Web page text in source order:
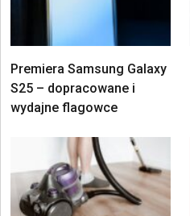
Premiera Samsung Galaxy
S25 – dopracowane i
wydajne flagowce